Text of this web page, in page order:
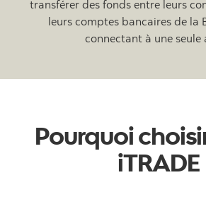
transférer des fonds entre leurs
leurs comptes bancaires de la
connectant à une seule
Pourquoi
iTRADE